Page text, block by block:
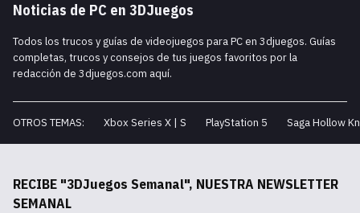
Noticias de PC en 3DJuegos
Todos los trucos y guías de videojuegos para PC en 3djuegos. Guías
completas, trucos y consejos de tus juegos favoritos por la
redacción de 3djuegos.com aquí.
OTROS TEMAS: Xbox Series X | S PlayStation 5 Saga Hollow
RECIBE "3DJuegos Semanal", NUESTRA NEWSLETTER
SEMANAL